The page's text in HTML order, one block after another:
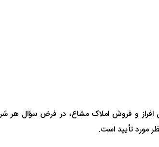
با توجه به مواد 591 و 595 قانون مدنی و ماده 317 قانون امور حسبی و ملاک مواد 1 و 4 قانون
مورد تأیید است.